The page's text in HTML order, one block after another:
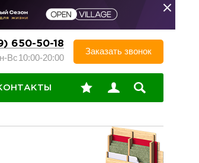
650-50-18
Вс10:00-20:00
Заказать звонок